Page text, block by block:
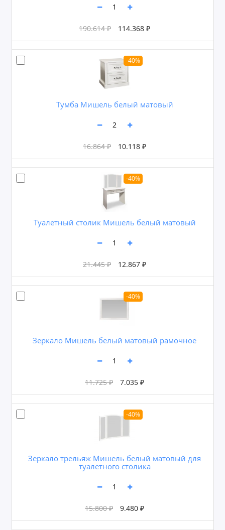
190.614 ₽ 114.368 ₽
-40%
Тумба Мишель белый матовый
16.864 ₽ 10.118 ₽
-40%
Туалетный столик Мишель белый матовый
21.445 ₽ 12.867 ₽
-40%
Зеркало Мишель белый матовый рамочное
11.725 ₽ 7.035 ₽
-40%
Зеркало трельяж Мишель белый матовый для
туалетного столика
15.800 ₽ 9.480 ₽